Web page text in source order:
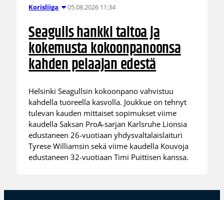
Korisliiga 05.08.2026 11:34
Seagulls hankki taitoa ja
kokemusta kokoonpanoonsa
kahden pelaajan edestä
Helsinki Seagullsin kokoonpano vahvistuu
kahdella tuoreella kasvolla. Joukkue on tehnyt
tulevan kauden mittaiset sopimukset viime
kaudella Saksan ProA-sarjan Karlsruhe Lionsia
edustaneen 26-vuotiaan yhdysvaltalaislaituri
Tyrese Williamsin sekä viime kaudella Kouvoja
edustaneen 32-vuotiaan Timi Puittisen kanssa.